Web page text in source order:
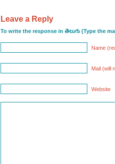
||
Leave a Reply
To write the response in తెలుగు (Type the
Name
Mail (will
Website